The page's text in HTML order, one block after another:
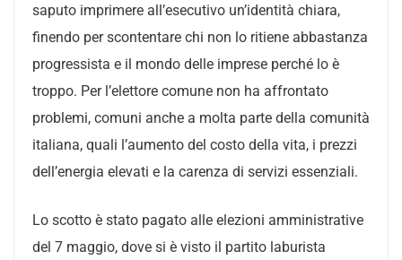
saputo imprimere all’esecutivo un’identità chiara,
finendo per scontentare chi non lo ritiene abbastanza
progressista e il mondo delle imprese perché lo è
troppo. Per l’elettore comune non ha affrontato
problemi, comuni anche a molta parte della comunità
italiana, quali l’aumento del costo della vita, i prezzi
dell’energia elevati e la carenza di servizi essenziali.
Lo scotto è stato pagato alle elezioni amministrative
del 7 maggio, dove si è visto il partito laburista